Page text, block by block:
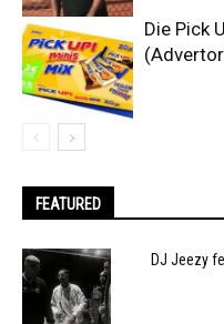
Die Pick
FEATURED
DJ Jeezy